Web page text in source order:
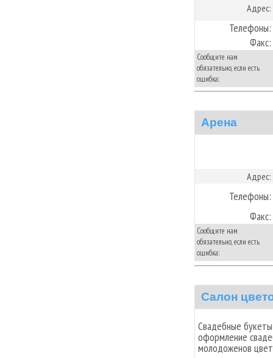
Адрес:
Телефоны:
Факс:
Сообщите нам
обязательно, если есть
ошибка:
Арена
Адрес:
Телефоны:
Факс:
Сообщите нам
обязательно, если есть
ошибка:
Салон
Свадебные
оформление
молодоженов